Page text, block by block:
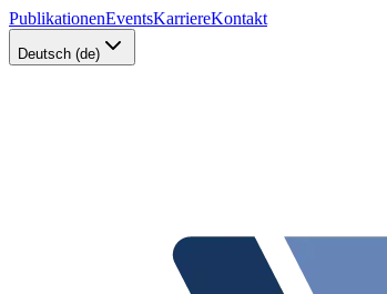
PublikationenEventsKarriereKontakt
Deutsch (de)